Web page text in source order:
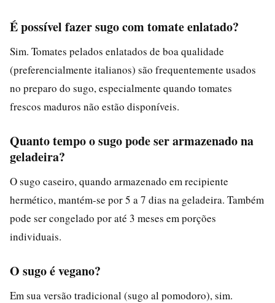
É possível fazer sugo com tomate enlatado?
Sim. Tomates pelados enlatados de boa qualidade
(preferencialmente italianos) são frequentemente usados
no preparo do sugo, especialmente quando tomates
frescos maduros não estão disponíveis.
Quanto tempo o sugo pode ser armazenado na
geladeira?
O sugo caseiro, quando armazenado em recipiente
hermético, mantém-se por 5 a 7 dias na geladeira. Também
pode ser congelado por até 3 meses em porções
individuais.
O sugo é vegano?
Em sua versão tradicional (sugo al pomodoro), sim.